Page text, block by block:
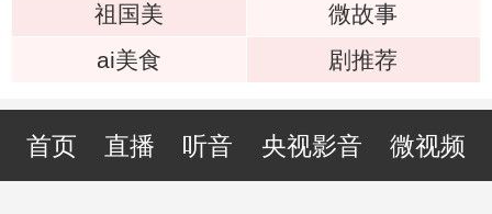
祖国美
微故事
ai美食
剧推荐
首页 直播 听音 央视影音 微视频